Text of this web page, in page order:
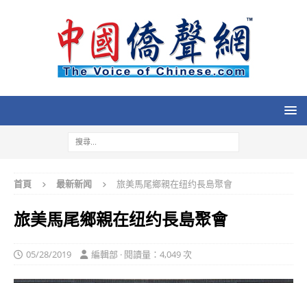
首頁 最新新闻 旅美馬尾鄉親在纽约長島聚會
旅美馬尾鄉親在纽约長島聚會
05/28/2019 編輯部 · 閱讀量：4,049 次